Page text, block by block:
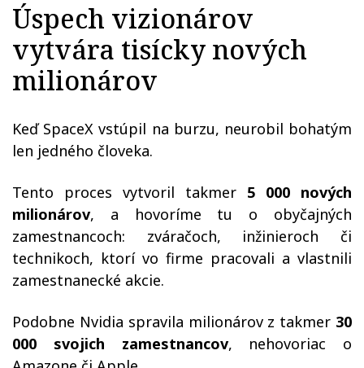
Úspech vizionárov
vytvára tisícky nových
milionárov
Keď SpaceX vstúpil na burzu, neurobil bohatým
len jedného človeka.
Tento proces vytvoril takmer 5 000 nových
milionárov, a hovoríme tu o obyčajných
zamestnancoch: zváračoch, inžinieroch či
technikoch, ktorí vo firme pracovali a vlastnili
zamestnanecké akcie.
Podobne Nvidia spravila milionárov z takmer 30
000 svojich zamestnancov, nehovoriac o